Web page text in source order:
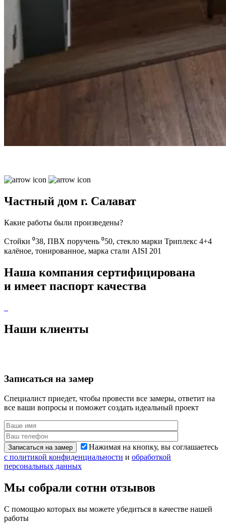
Частный дом г. Салават
Какие работы были произведены?
Стойки ⁰38, ПВХ поручень ⁰50, стекло марки Триплекс 4+4
калёное, тонированное, марка стали AISI 201
Наша компания сертифицирована
и имеет паспорт качества
Наши клиенты
Записаться на замер
Специалист приедет, чтобы провести все замеры, ответит на
все ваши вопросы и поможет создать идеальный проект
Записаться на замер
Нажимая на кнопку, вы соглашаетесь
с политикой конфиденциальности и обработкой
персональных данных
Мы собрали сотни отзывов
С помощью которых вы можете убедиться в качестве нашей
работы